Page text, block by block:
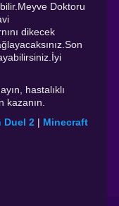
Doktoru
dikecek
hastalıklı
Duel 2 | Minecraft